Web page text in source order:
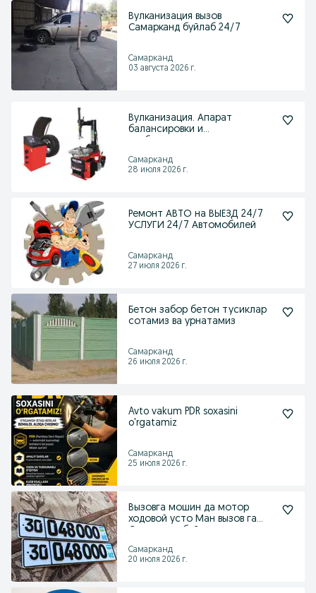
Вулканизация вызов
Самарканд буйлаб 24/7
Самарканд
03 августа 2026 г.
Вулканизация. Апарат
балансировки и
Самарканд
28 июля 2026 г.
Ремонт АВТО на ВЫЕЗД 24/7
УСЛУГИ 24/7 Автомобилей
Самарканд
27 июля 2026 г.
Бетон забор бетон тусиклар
сотамиз ва урнатамиз
Самарканд
26 июля 2026 г.
Avto vakum PDR soxasini
o'rgatamiz
Самарканд
25 июля 2026 г.
Вызовга мошин да мотор
ходовой усто Ман вызов га
Самарканд
20 июля 2026 г.